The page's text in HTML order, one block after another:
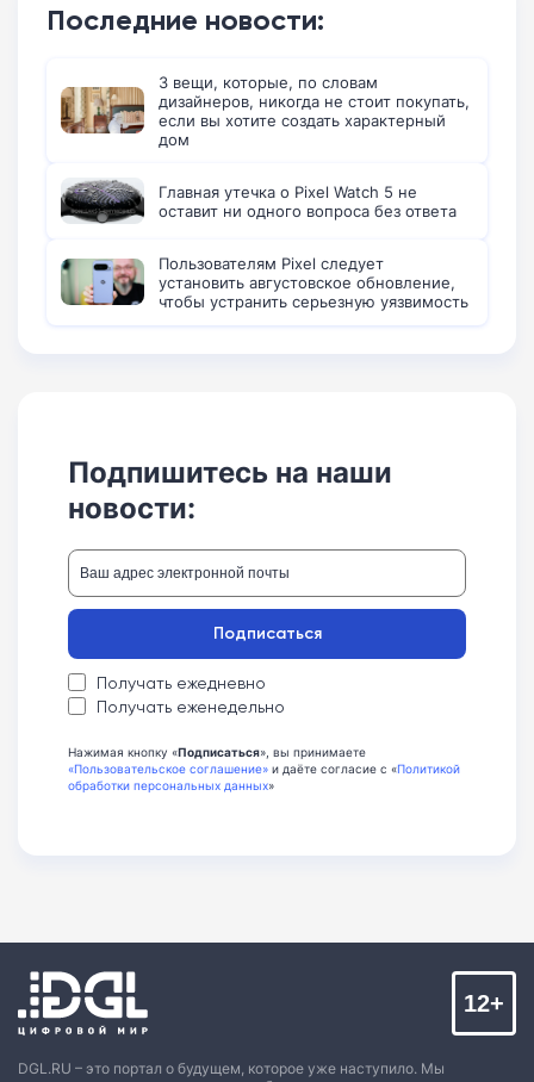
Последние новости:
3 вещи, которые, по словам
дизайнеров, никогда не стоит покупать,
если вы хотите создать характерный
дом
Главная утечка о Pixel Watch 5 не
оставит ни одного вопроса без ответа
Пользователям Pixel следует
установить августовское обновление,
чтобы устранить серьезную уязвимость
Подпишитесь на наши
новости:
Получать ежедневно
Получать еженедельно
Подписаться
Нажимая кнопку «Подписаться», вы принимаете
«Пользовательское соглашение» и даёте согласие с «Политикой
обработки персональных данных»
DGL.RU – это портал о будущем, которое уже наступило. Мы
12+